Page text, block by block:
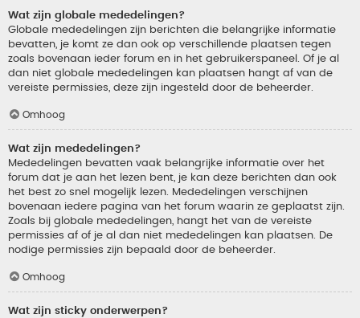
Wat zijn globale mededelingen?
Globale mededelingen zijn berichten die belangrijke informatie
bevatten, je komt ze dan ook op verschillende plaatsen tegen
zoals bovenaan ieder forum en in het gebruikerspaneel. Of je al
dan niet globale mededelingen kan plaatsen hangt af van de
vereiste permissies, deze zijn ingesteld door de beheerder.
Omhoog
Wat zijn mededelingen?
Mededelingen bevatten vaak belangrijke informatie over het
forum dat je aan het lezen bent, je kan deze berichten dan ook
het best zo snel mogelijk lezen. Mededelingen verschijnen
bovenaan iedere pagina van het forum waarin ze geplaatst zijn.
Zoals bij globale mededelingen, hangt het van de vereiste
permissies af of je al dan niet mededelingen kan plaatsen. De
nodige permissies zijn bepaald door de beheerder.
Omhoog
Wat zijn sticky onderwerpen?